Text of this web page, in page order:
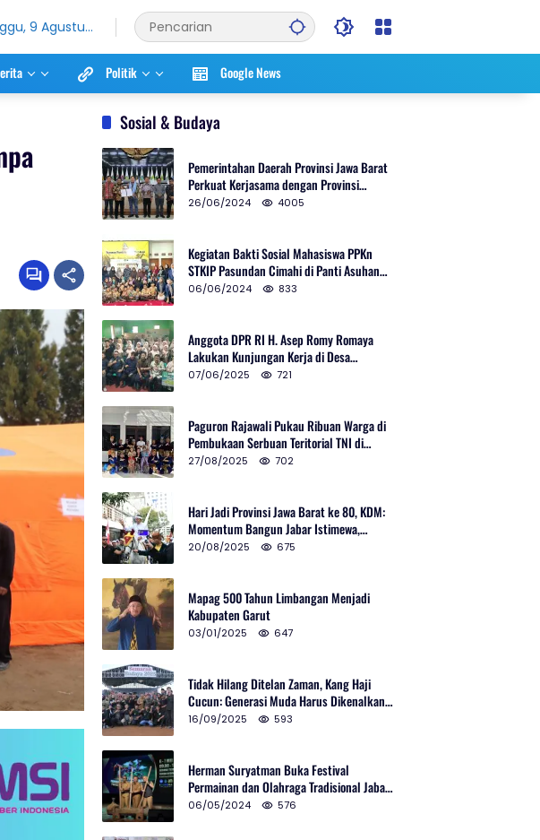
9 Agustus
Politik Google News
Sosial & Budaya
Pemerintahan Daerah Provinsi Jawa Barat
Perkuat Kerjasama dengan Provinsi
Chungcheongnam Do Korea Selatan
26/06/2024 4005
Kegiatan Bakti Sosial Mahasiswa PPKn
STKIP Pasundan Cimahi di Panti Asuhan
Ulul Azmi Kota Cimahi
06/06/2024 833
Anggota DPR RI H. Asep Romy Romaya
Lakukan Kunjungan Kerja di Desa
Patrolsari
07/06/2025 721
Paguron Rajawali Pukau Ribuan Warga di
Pembukaan Serbuan Teritorial TNI di
Cibatu
27/08/2025 702
Hari Jadi Provinsi Jawa Barat ke 80, KDM:
Momentum Bangun Jabar Istimewa,
Lembur di Urus Kota Ditata
20/08/2025 675
Mapag 500 Tahun Limbangan Menjadi
Kabupaten Garut
03/01/2025 647
Tidak Hilang Ditelan Zaman, Kang Haji
Cucun: Generasi Muda Harus Dikenalkan
Pencak Silat
16/09/2025 593
Herman Suryatman Buka Festival
Permainan dan Olahraga Tradisional Jabar
2024 di Gedung Teater Tertutup
06/05/2024 576